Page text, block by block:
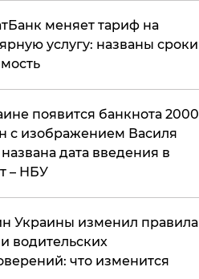
меняет тариф на
услугу: названы сроки
появится банкнота 2000
с изображением Василя
названа дата введения в
– НБУ
Украины изменил правила
водительских
что изменится